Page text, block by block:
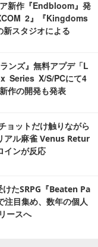
新作『Endbloom』発
2』『Kingdoms
スタジオによる
ンズ』無料アプデ「L
Series X/S/PCにて4
作の開発も発表
ョットだけ触りながら
アル麻雀 Venus Retur
インが反応
けたSRPG『Beaten Pa
目集め、数年の個人
ースへ